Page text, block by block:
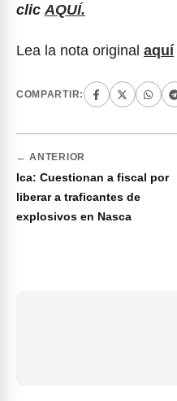
clic AQUÍ.
Lea la nota original aquí
COMPARTIR:
← ANTERIOR
Ica: Cuestionan a fiscal por
liberar a traficantes de
explosivos en Nasca